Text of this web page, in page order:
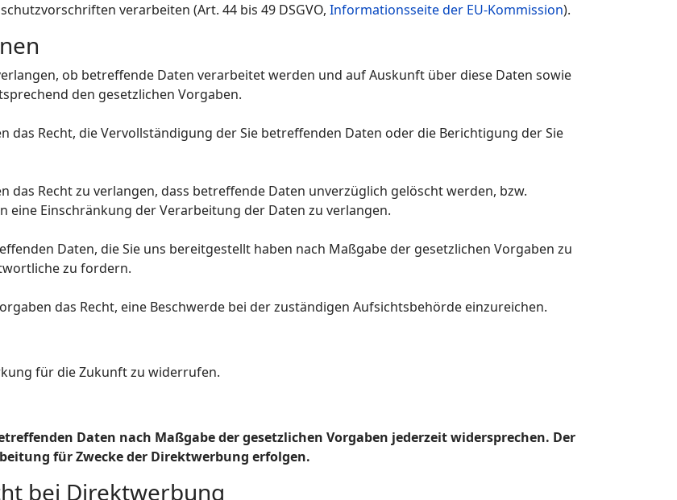
verarbeiten (Art. 44 bis 49 DSGVO, Informationsseite der EU-Kommission).
ob betreffende Daten verarbeitet werden und auf Auskunft über diese Daten sowie
den gesetzlichen Vorgaben.
das Recht, die Vervollständigung der Sie betreffenden Daten oder die Berichtigung der Sie
das Recht zu verlangen, dass betreffende Daten unverzüglich gelöscht werden, bzw.
eine Einschränkung der Verarbeitung der Daten zu verlangen.
Daten, die Sie uns bereitgestellt haben nach Maßgabe der gesetzlichen Vorgaben zu
zu fordern.
das Recht, eine Beschwerde bei der zuständigen Aufsichtsbehörde einzureichen.
für die Zukunft zu widerrufen.
Daten nach Maßgabe der gesetzlichen Vorgaben jederzeit widersprechen. Der
für Zwecke der Direktwerbung erfolgen.
bei Direktwerbung